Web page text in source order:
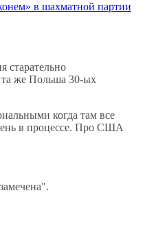
в шахматной партии
старательно
же Польша 30-ых
когда там все
в процессе. Про США